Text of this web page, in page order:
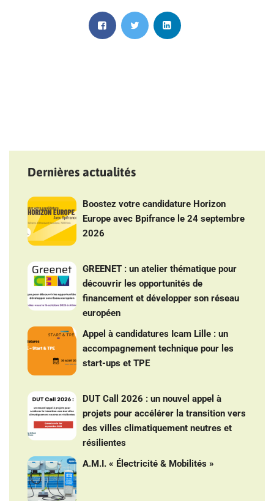
Dernières actualités
Boostez votre candidature Horizon
Europe avec Bpifrance le 24 septembre
2026
GREENET : un atelier thématique pour
découvrir les opportunités de
financement et développer son réseau
européen
Appel à candidatures Icam Lille : un
accompagnement technique pour les
start-ups et TPE
DUT Call 2026 : un nouvel appel à
projets pour accélérer la transition vers
des villes climatiquement neutres et
résilientes
A.M.I. « Électricité & Mobilités »